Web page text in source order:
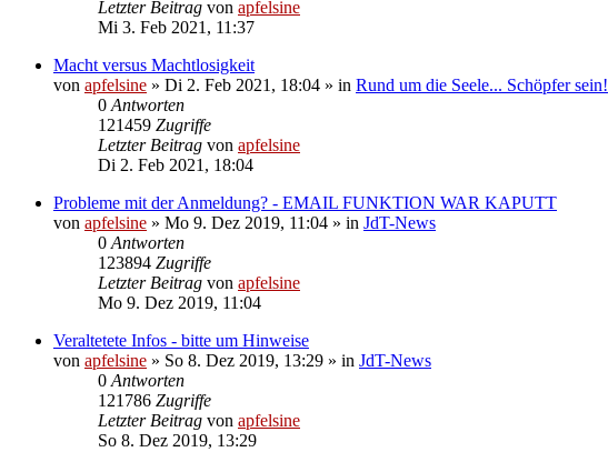
Letzter Beitrag von apfelsine
Mi 3. Feb 2021, 11:37
Macht versus Machtlosigkeit
von apfelsine » Di 2. Feb 2021, 18:04 » in Rund um die Seele... Schöpfer sein!
0Antworten
121459 Zugriffe
Letzter Beitrag von apfelsine
Di 2. Feb 2021, 18:04
Probleme mit der Anmeldung? - EMAIL FUNKTION WAR KAPUTT
von apfelsine » Mo 9. Dez 2019, 11:04 » in JdT-News
0Antworten
123894 Zugriffe
Letzter Beitrag von apfelsine
Mo 9. Dez 2019, 11:04
Veraltetete Infos - bitte um Hinweise
von apfelsine » So 8. Dez 2019, 13:29 » in JdT-News
0Antworten
121786 Zugriffe
Letzter Beitrag von apfelsine
So 8. Dez 2019, 13:29